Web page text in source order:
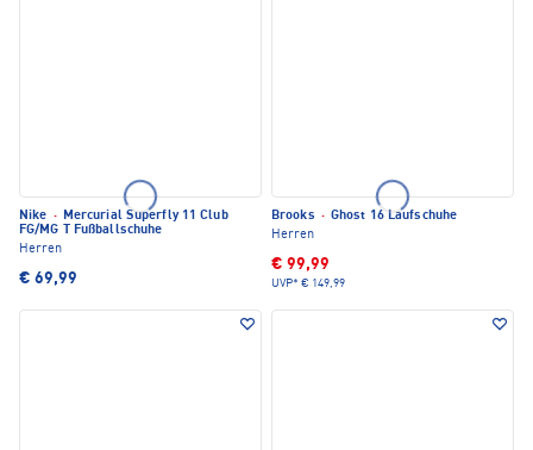
Nike · Mercurial Superfly 11 Club
FG/MG T Fußballschuhe
Herren
€ 69,99
Brooks · Ghost 16 Laufschuhe
Herren
€ 99,99
UVP* € 149,99